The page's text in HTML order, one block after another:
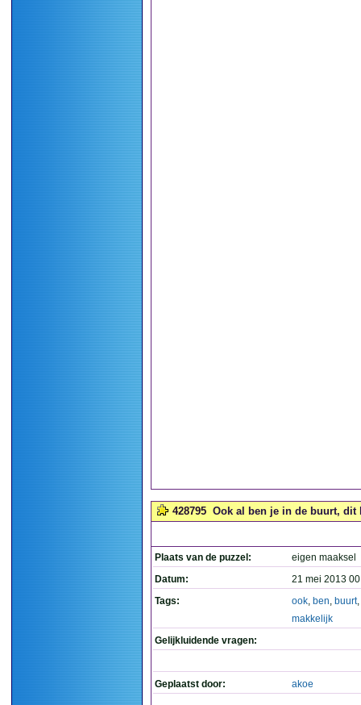
428795 Ook al ben je in de buurt, dit
Plaats van de puzzel:
eigen maaksel
Datum:
21 mei 2013
Tags:
ook, ben, buurt,
makkelijk
Gelijkluidende vragen:
Geplaatst door: akoe